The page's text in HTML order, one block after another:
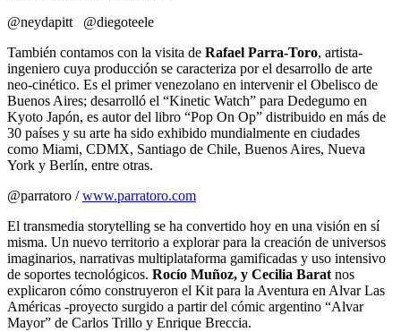
@neydapitt @diegoteele
También contamos con la visita de Rafael Parra-Toro, artista-
ingeniero cuya producción se caracteriza por el desarrollo de arte
neo-cinético. Es el primer venezolano en intervenir el Obelisco de
Buenos Aires; desarrolló el “Kinetic Watch” para Dedegumo en
Kyoto Japón, es autor del libro “Pop On Op” distribuido en más de
30 países y su arte ha sido exhibido mundialmente en ciudades
como Miami, CDMX, Santiago de Chile, Buenos Aires, Nueva
York y Berlín, entre otras.
@parratoro /www.parratoro.com
El transmedia storytelling se ha convertido hoy en una visión en sí
misma. Un nuevo territorio a explorar para la creación de universos
imaginarios, narrativas multiplataforma gamificadas y uso intensivo
de soportes tecnológicos. Rocío Muñoz, y Cecilia Barat nos
explicaron cómo construyeron el Kit para la Aventura en Alvar Las
Américas -proyecto surgido a partir del cómic argentino “Alvar
Mayor” de Carlos Trillo y Enrique Breccia.